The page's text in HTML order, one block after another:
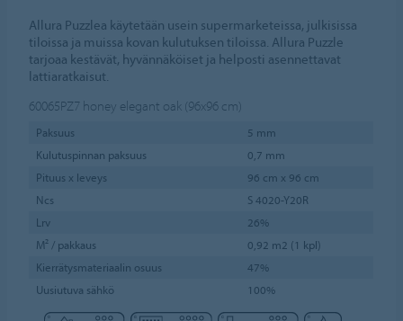
Allura Puzzlea käytetään usein supermarketeissa, julkisissa
tiloissa ja muissa kovan kulutuksen tiloissa. Allura Puzzle
tarjoaa kestävät, hyvännäköiset ja helposti asennettavat
lattiaratkaisut.
60065PZ7 honey elegant oak (96x96 cm)
Paksuus
5 mm
Kulutuspinnan paksuus
0,7 mm
Pituus x leveys
96 cm x 96 cm
Ncs
S 4020-Y20R
Lrv
26%
M² / pakkaus
0,92 m2 (1 kpl)
Kierrätysmateriaalin osuus
47%
Uusiutuva sähkö
100%